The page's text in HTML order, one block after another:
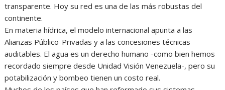
transparente. Hoy su red es una de las más robustas del
continente.
En materia hídrica, el modelo internacional apunta a las
Alianzas Público-Privadas y a las concesiones técnicas
auditables. El agua es un derecho humano -como bien hemos
recordado siempre desde Unidad Visión Venezuela-, pero su
potabilización y bombeo tienen un costo real.